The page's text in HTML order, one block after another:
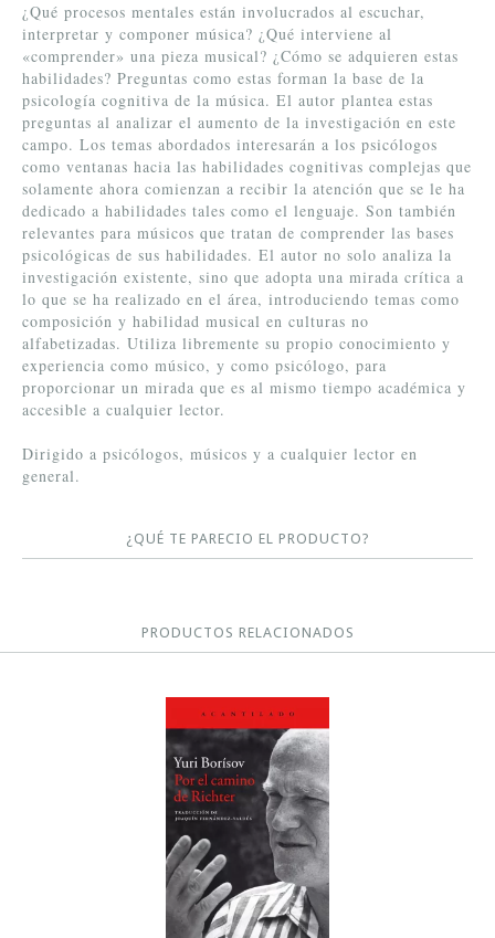
¿Qué procesos mentales están involucrados al escuchar,
interpretar y componer música? ¿Qué interviene al
«comprender» una pieza musical? ¿Cómo se adquieren estas
habilidades? Preguntas como estas forman la base de la
psicología cognitiva de la música. El autor plantea estas
preguntas al analizar el aumento de la investigación en este
campo. Los temas abordados interesarán a los psicólogos
como ventanas hacia las habilidades cognitivas complejas que
solamente ahora comienzan a recibir la atención que se le ha
dedicado a habilidades tales como el lenguaje. Son también
relevantes para músicos que tratan de comprender las bases
psicológicas de sus habilidades. El autor no solo analiza la
investigación existente, sino que adopta una mirada crítica a
lo que se ha realizado en el área, introduciendo temas como
composición y habilidad musical en culturas no
alfabetizadas. Utiliza libremente su propio conocimiento y
experiencia como músico, y como psicólogo, para
proporcionar un mirada que es al mismo tiempo académica y
accesible a cualquier lector.
Dirigido a psicólogos, músicos y a cualquier lector en
general.
¿QUÉ TE PARECIO EL PRODUCTO?
PRODUCTOS RELACIONADOS